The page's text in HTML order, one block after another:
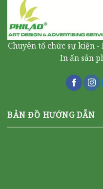
Chuyên tổ chức sự kiện
In ấn sản
BẢN ĐỒ HƯỚNG DẪN